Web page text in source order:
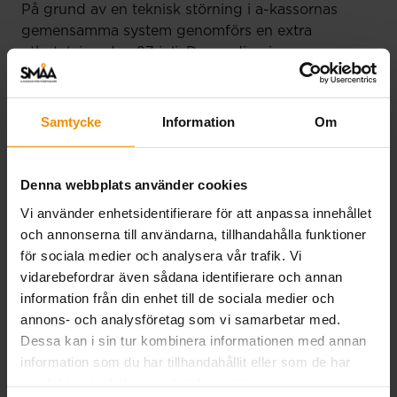
Samtycke Information Om
Denna webbplats använder cookies
Vi använder enhetsidentifierare för att anpassa innehållet
och annonserna till användarna, tillhandahålla funktioner
för sociala medier och analysera vår trafik. Vi
vidarebefordrar även sådana identifierare och annan
information från din enhet till de sociala medier och
annons- och analysföretag som vi samarbetar med.
Dessa kan i sin tur kombinera informationen med annan
information som du har tillhandahållit eller som de har
På grund av en teknisk störning i a-kassornas
gemensamma system genomförs en extra
utbetalning den 27 juli. Den ordinarie
utbetalningen på torsdag sker som vanligt för alla
tidrapporter och månadsansökningar som har
registrerats för utbetalning senast 20 juli. Har din